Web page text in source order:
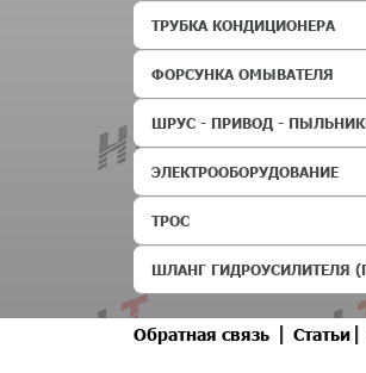
ТРУБКА КОНДИЦИОНЕРА
ФОРСУНКА ОМЫВАТЕЛЯ
ШРУС - ПРИВОД -
ЭЛЕКТРООБОРУДОВАНИЕ
ТРОС
ШЛАНГ ГИДРОУСИЛИТЕЛЯ
Обратная связь | Статьи |